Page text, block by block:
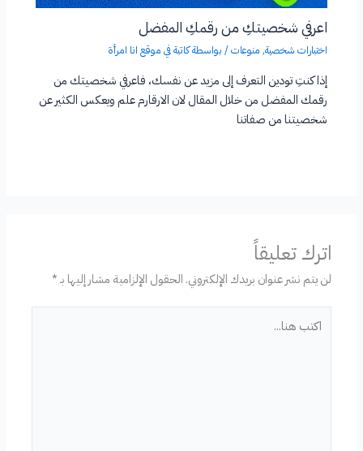
اعرفي شخصيتكِ من رقمكِ المفضل
اختبارات شخصية, منوعات/ بواسطةكاتبة في موقع انا امرأة
إذا كنتِ تودين التعرف إلى مزيد عن نفسك، فاعرفي شخصيتك من
رقمك المفضل من خلال المقال لان الارقارم علم ويعكس الكثير عن
شخصيتنا من صفاتنا
اترك تعليقاً
لن يتم نشر عنوان بريدك الإلكتروني. الحقول الإلزامية مشار إليها بـ*
هنا...